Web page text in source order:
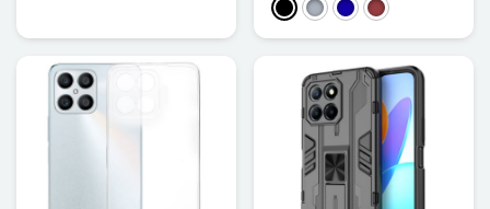
NegroGris Azul oscuro
Rojo oscuro